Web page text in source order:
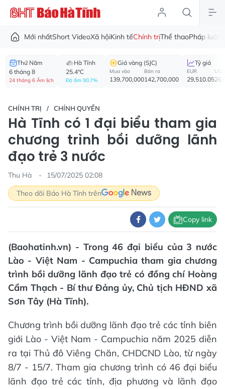
Mới nhấtShort VideoXã hộiKinh tếChính trịThể thaoPháp luật
Thứ Năm
6 tháng 8
24 tháng 6 Âm lịch
Hà Tĩnh
25.4°C
Độ ẩm 90.7%
Giá vàng (SJC)
Mua vào
139,700,000
Bán ra
142,700,000
Tỷ giá
EUR
29,510.05
USD
CHÍNH TRỊ CHÍNH QUYỀN
Hà Tĩnh có 1 đại biểu tham gia
chương trình bồi dưỡng lãnh
đạo trẻ 3 nước
Thu Hà
15/07/2025 02:08
Theo dõi Báo Hà Tĩnh trên
Copy link
(Baohatinh.vn) - Trong 46 đại biểu của 3 nước
Lào - Việt Nam - Campuchia tham gia chương
trình bồi dưỡng lãnh đạo trẻ có đồng chí Hoàng
Cẩm Thạch - Bí thư Đảng ủy, Chủ tịch HĐND xã
Sơn Tây (Hà Tĩnh).
Chương trình bồi dưỡng lãnh đạo trẻ các tỉnh biên
giới Lào - Việt Nam - Campuchia năm 2025 diễn
ra tại Thủ đô Viêng Chăn, CHDCND Lào, từ ngày
8/7 - 15/7. Tham gia chương trình có 46 đại biểu
lãnh đạo trẻ các tỉnh, địa phương và lãnh đạo